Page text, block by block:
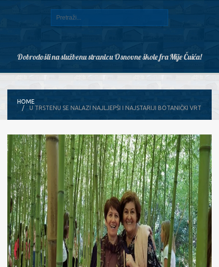
Dobrodošli na službenu stranicu Osnovne škole fra Mije Čuića!
HOME
U TRSTENU SE NALAZI NAJLJEPŠI I NAJSTARIJI BOTANIČKI VRT